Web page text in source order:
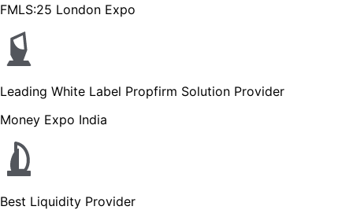
FMLS:25 London Expo
Leading White Label Propfirm Solution Provider
Money Expo India
Best Liquidity Provider